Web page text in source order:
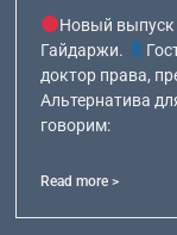
Новый выпуск
Гайдаржи.
доктор права,
Альтернатива
говорим:
Read more >